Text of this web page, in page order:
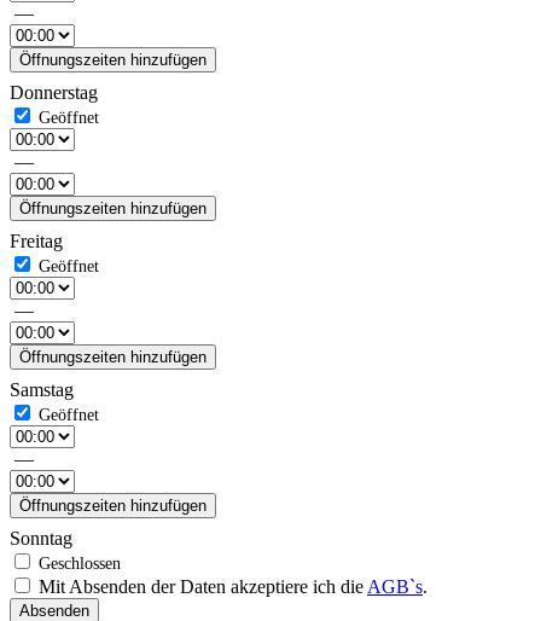
—
Öffnungszeiten hinzufügen
Donnerstag
—
Öffnungszeiten hinzufügen
Freitag
—
Öffnungszeiten hinzufügen
Samstag
—
Öffnungszeiten hinzufügen
Sonntag
Mit Absenden der Daten akzeptiere ich die AGB`s.
Absenden